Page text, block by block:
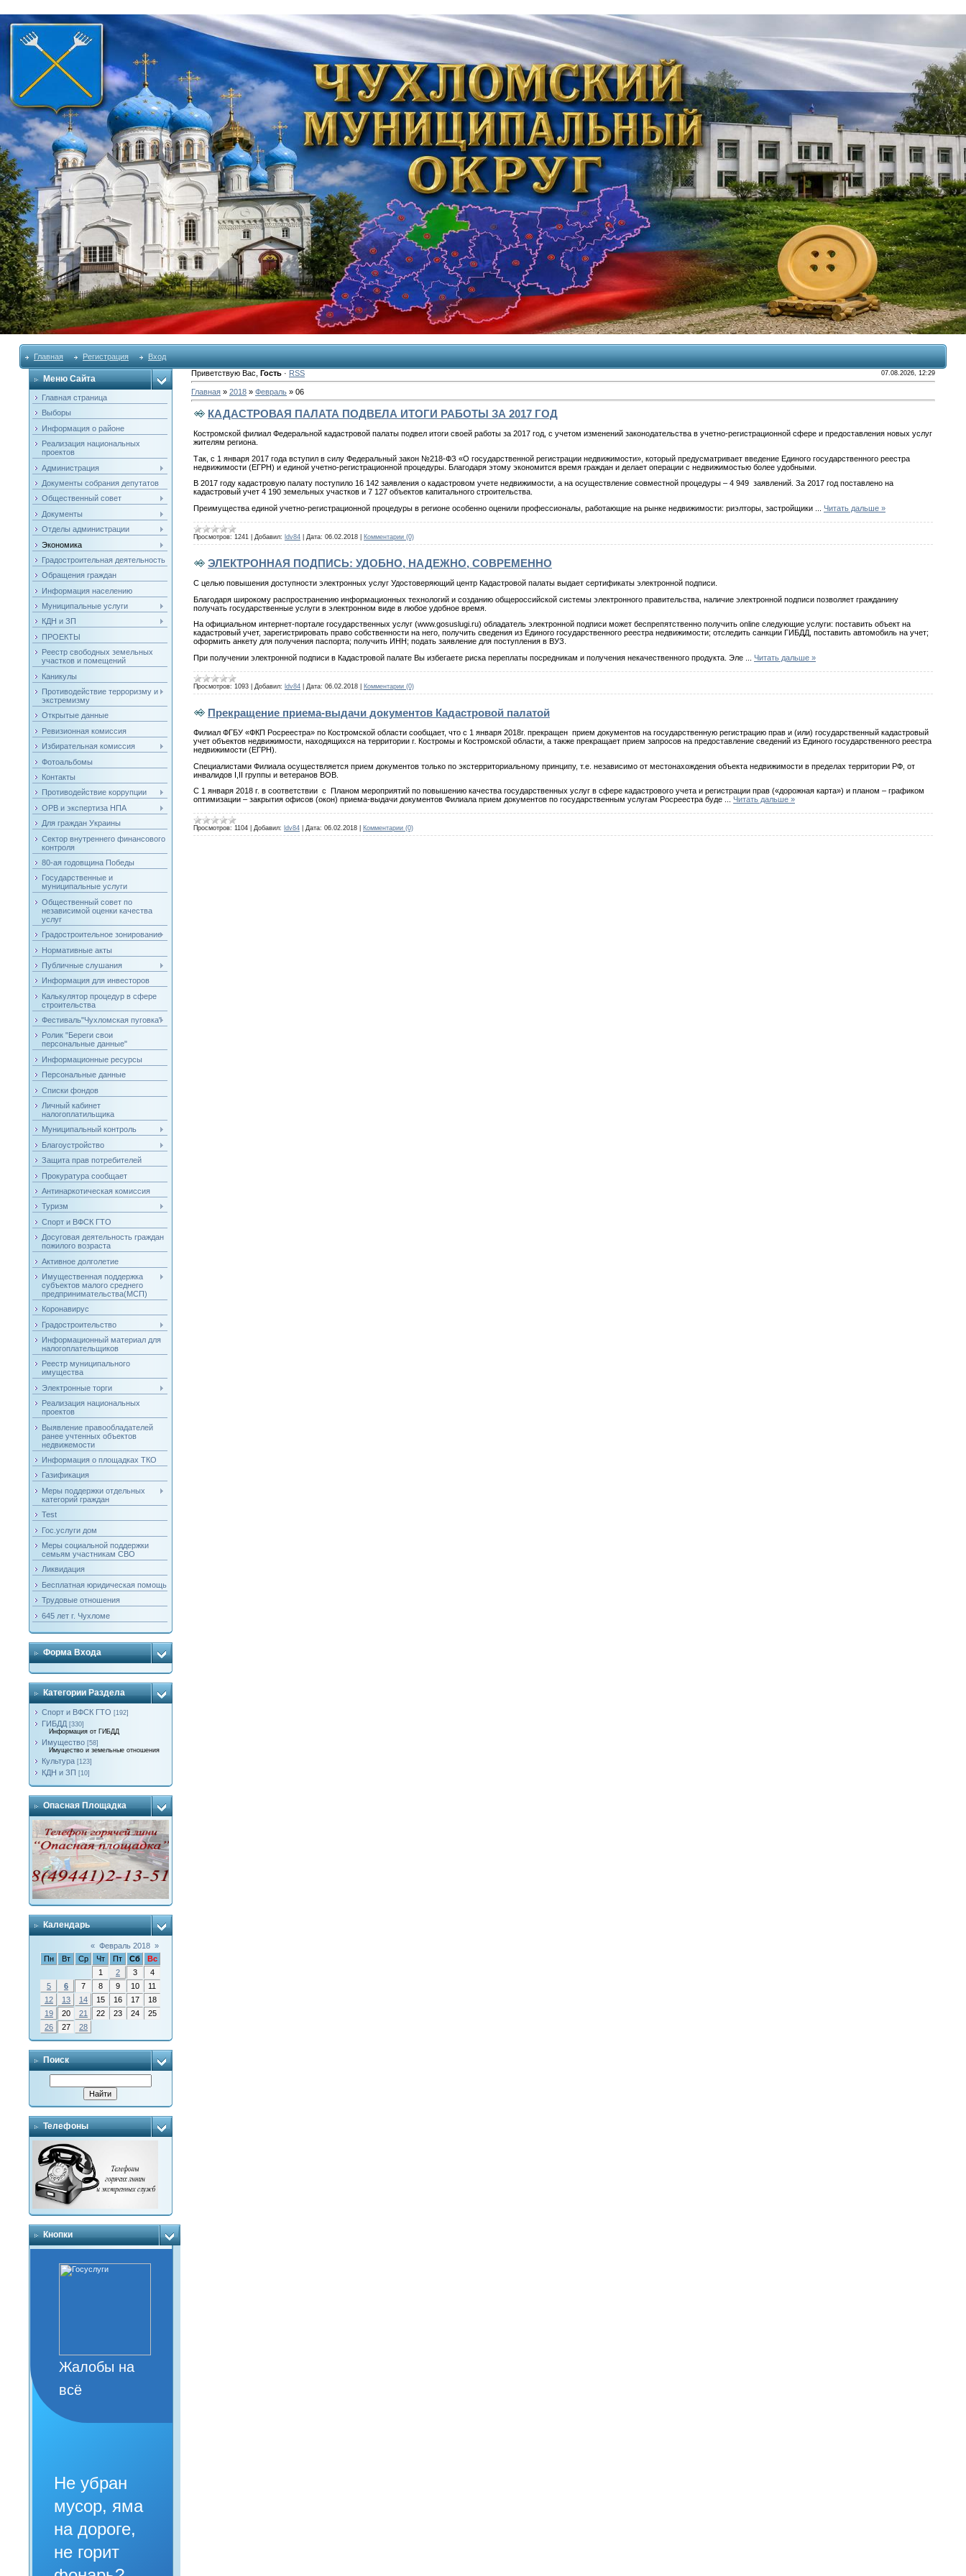
Главная Регистрация Вход
Меню Сайта
Главная страница
Выборы
Информация о районе
Реализация национальных
проектов
Администрация
Документы собрания депутатов
Общественный совет
Документы
Отделы администрации
Экономика
Градостроительная деятельность
Обращения граждан
Информация населению
Муниципальные услуги
КДН и ЗП
ПРОЕКТЫ
Реестр свободных земельных
участков и помещений
Каникулы
Противодействие терроризму и
экстремизму
Открытые данные
Ревизионная комиссия
Избирательная комиссия
Фотоальбомы
Контакты
Противодействие коррупции
ОРВ и экспертиза НПА
Для граждан Украины
Сектор внутреннего финансового
контроля
80-ая годовщина Победы
Государственные и
муниципальные услуги
Общественный совет по
независимой оценки качества
услуг
Градостроительное зонирование
Нормативные акты
Публичные слушания
Информация для инвесторов
Калькулятор процедур в сфере
строительства
Фестиваль"Чухломская пуговка"
Ролик "Береги свои
персональные данные"
Информационные ресурсы
Персональные данные
Списки фондов
Личный кабинет
налогоплатильщика
Муниципальный контроль
Благоустройство
Защита прав потребителей
Прокуратура сообщает
Антинаркотическая комиссия
Туризм
Спорт и ВФСК ГТО
Досуговая деятельность граждан
пожилого возраста
Активное долголетие
Имущественная поддержка
субъектов малого среднего
предпринимательства(МСП)
Коронавирус
Градостроительство
Информационный материал для
налогоплательщиков
Реестр муниципального
имущества
Электронные торги
Реализация национальных
проектов
Выявление правообладателей
ранее учтенных объектов
недвижемости
Информация о площадках ТКО
Газификация
Меры поддержки отдельных
категорий граждан
Test
Гос.услуги дом
Меры социальной поддержки
семьям участникам СВО
Ликвидация
Бесплатная юридическая помощь
Трудовые отношения
645 лет г. Чухломе
Форма Входа
Категории Раздела
Спорт и ВФСК ГТО [192]
ГИБДД [330]
Информация от ГИБДД
Имущество [58]
Имущество и земельные отношения
Культура [123]
КДН и ЗП [10]
Опасная Площадка
Календарь
« Февраль 2018 »
Пн
Вт Ср Чт Пт Сб
Вс
1
2 3
4
5
6 7 8 9 10
11
12
13 14 15 16 17
18
19
20 21 22 23 24
25
26
27 28
Поиск
Телефоны
Кнопки
Жалобы на
всё
Не убран
мусор, яма
на дороге,
не горит
Приветствую Вас Гость· RSS 07.08.2026, 12:29
Главная» 2018 » Февраль » 06
КАДАСТРОВАЯ ПАЛАТА ПОДВЕЛА ИТОГИ РАБОТЫ ЗА 2017 ГОД
Костромской филиал Федеральной кадастровой палаты подвел итоги своей работы за 2017 год, с учетом изменений законодательства в учетно-регистрационной сфере и предоставления новых услуг
жителям региона.
Так, с 1 января 2017 года вступил в силу Федеральный закон №218-ФЗ «О государственной регистрации недвижимости», который предусматривает введение Единого государственного реестра
недвижимости (ЕГРН) и единой учетно-регистрационной процедуры. Благодаря этому экономится время граждан и делает операции с недвижимостью более удобными.
В 2017 году кадастровую палату поступило 16 142 заявления о кадастровом учете недвижимости, а на осуществление совместной процедуры – 4 949 заявлений. За 2017 год поставлено на
кадастровый учет 4 190 земельных участков и 7 127 объектов капитального строительства.
Преимущества единой учетно-регистрационной процедуры в регионе особенно оценили профессионалы, работающие на рынке недвижимости: риэлторы, застройщики
Читать дальше »
Просмотров: 1241 Добавил: ldv84 Дата: 06.02.2018 Комментарии (0)
ЭЛЕКТРОННАЯ ПОДПИСЬ: УДОБНО, НАДЕЖНО, СОВРЕМЕННО
С целью повышения доступности электронных услуг Удостоверяющий центр Кадастровой палаты выдает сертификаты электронной подписи.
Благодаря широкому распространению информационных технологий и созданию общероссийской системы электронного правительства, наличие электронной подписи позволяет гражданину
получать государственные услуги в электронном виде в любое удобное время.
На официальном интернет-портале государственных услуг (www.gosuslugi.ru) обладатель электронной подписи может беспрепятственно получить online следующие услуги: поставить объект на
кадастровый учет, зарегистрировать право собственности на него, получить сведения из Единого государственного реестра недвижимости; отследить санкции ГИБДД, поставить автомобиль на учет;
оформить анкету для получения паспорта; получить ИНН; подать заявление для поступления в ВУЗ.
При получении электронной подписи в Кадастровой палате Вы избегаете риска переплаты посредникам и получения некачественного продукта. Эле
Читать дальше »
Просмотров: 1093 Добавил: ldv84 Дата: 06.02.2018 Комментарии (0)
Прекращение приема-выдачи документов Кадастровой палатой
Филиал ФГБУ «ФКП Росреестра» по Костромской области сообщает, что с 1 января 2018г. прекращен прием документов на государственную регистрацию прав и (или) государственный кадастровый
учет объектов недвижимости, находящихся на территории г. Костромы и Костромской области, а также прекращает прием запросов на предоставление сведений из Единого государственного реестра
недвижимости (ЕГРН).
Специалистами Филиала осуществляется прием документов только по экстерриториальному принципу, т.е. независимо от местонахождения объекта недвижимости в пределах территории РФ, от
инвалидов I,II группы и ветеранов ВОВ.
С 1 января 2018 г. в соответствии с Планом мероприятий по повышению качества государственных услуг в сфере кадастрового учета и регистрации прав («дорожная карта») и планом – графиком
оптимизации – закрытия офисов (окон) приема-выдачи документов Филиала прием документов по государственным услугам Росреестра буде
Читать дальше »
Просмотров: 1104 Добавил: ldv84 Дата: 06.02.2018 Комментарии (0)